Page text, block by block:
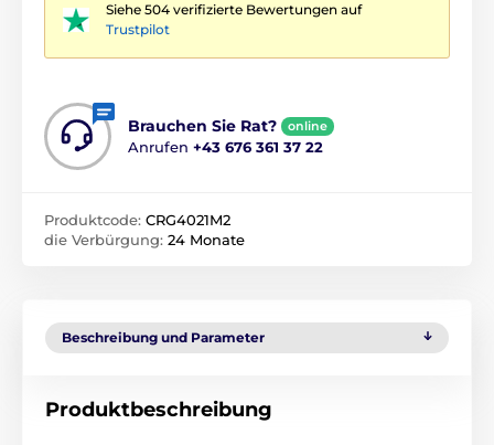
Siehe 504 verifizierte Bewertungen auf
Trustpilot
Brauchen Sie Rat? online
Anrufen +43 676 361 37 22
Produktcode: CRG4021M2
die Verbürgung: 24 Monate
Beschreibung und Parameter
Produktbeschreibung